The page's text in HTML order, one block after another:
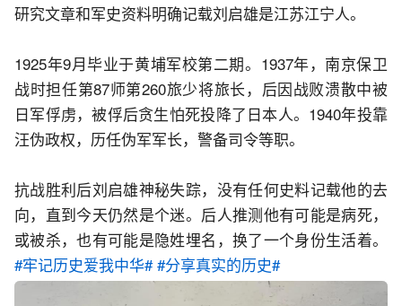
研究文章和军史资料明确记载刘启雄是江苏江宁人。
1925年9月毕业于黄埔军校第二期。1937年，南京保卫
战时担任第87师第260旅少将旅长，后因战败溃散中被
日军俘虏，被俘后贪生怕死投降了日本人。1940年投靠
汪伪政权，历任伪军军长，警备司令等职。
抗战胜利后刘启雄神秘失踪，没有任何史料记载他的去
向，直到今天仍然是个迷。后人推测他有可能是病死，
或被杀，也有可能是隐姓埋名，换了一个身份生活着。
#牢记历史爱我中华# #分享真实的历史#